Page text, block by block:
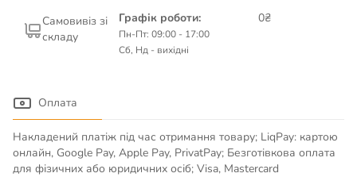
Самовивіз зі
складу
Графік роботи:
Пн-Пт: 09:00 - 17:00
Сб, Нд - вихідні
0₴
Оплата
Накладений платіж під час отримання товару; LiqPay: картою
онлайн, Google Pay, Apple Pay, PrivatPay; Безготівкова оплата
для фізичних або юридичних осіб; Visa, Mastercard